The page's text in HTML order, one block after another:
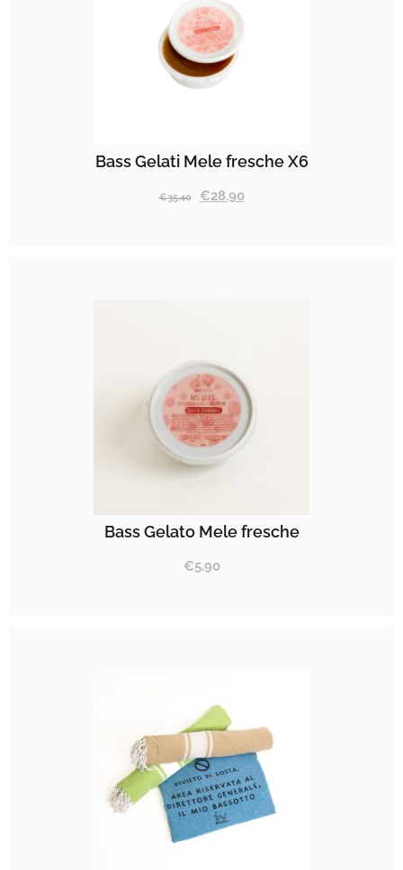
Bass Gelati Mele fresche X6
€35.40 €28.90
Bass Gelato Mele fresche
€5.90